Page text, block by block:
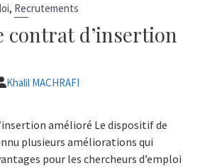
, Recrutements
contrat d’insertion
Khalil MACHRAFI
amélioré Le dispositif de
plusieurs améliorations qui
pour les chercheurs d’emploi